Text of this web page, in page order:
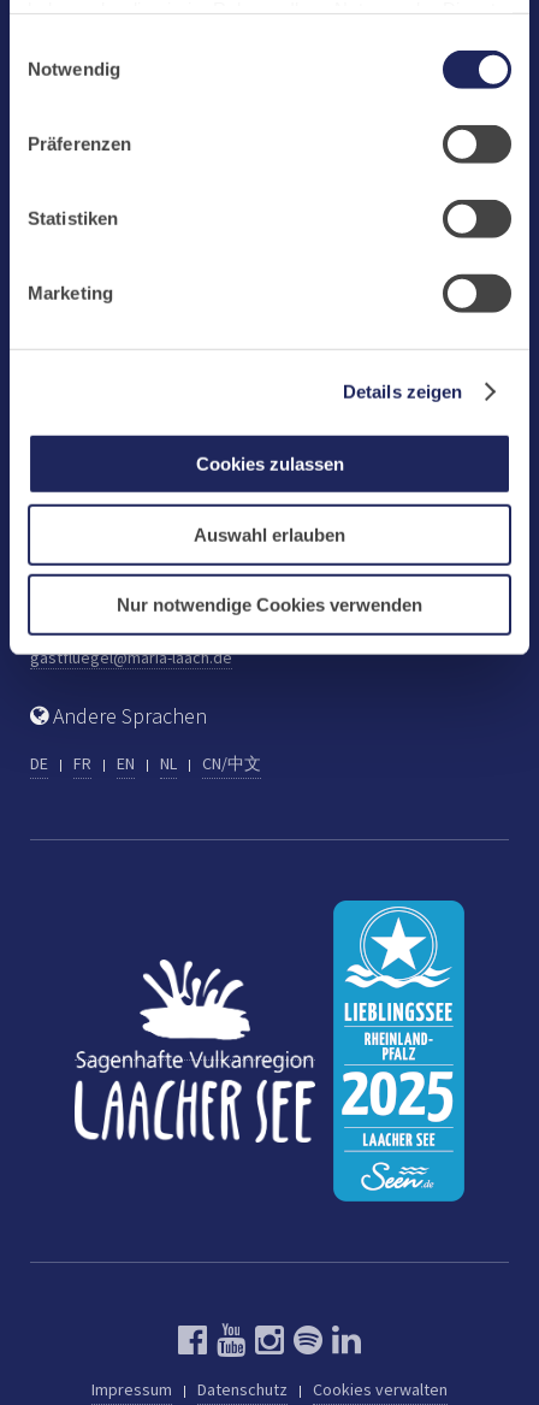
challenges.cloudflare.com: Wir verwenden das online
Buchungssystem MEWS in unserem Hotel und unserem
übermittelt. Cookies von eu5.bookingkit.de: Wir
Buchungen von Bibliotheks- und Klosterführungen. Um
Buchungen durchführen zu können akzeptieren Sie bitte
Notwendig
Präferenzen
Statistiken
Marketing
Details zeigen
Cookies zulassen
Auswahl erlauben
Nur notwendige Cookies verwenden
Laacher See
Jobs
Fax: +49 (0) 2652 59-359
www.maria-laach.de
Tel: +49 (0) 2652 59-313
Fax: +49 (0) 2652 59-282
gastfluegel@maria-laach.de
Andere Sprachen
DE FR EN NL CN/中文
Impressum Datenschutz Cookies verwalten